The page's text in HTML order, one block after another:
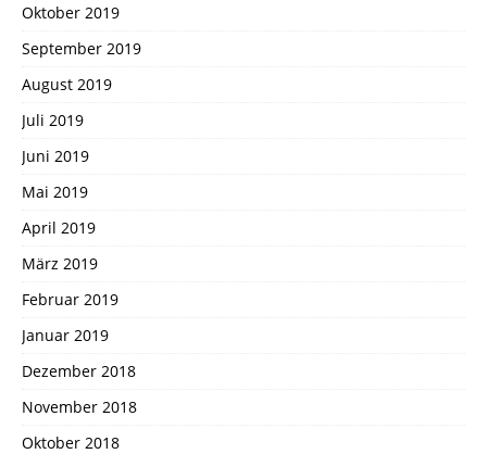
Oktober 2019
September 2019
August 2019
Juli 2019
Juni 2019
Mai 2019
April 2019
März 2019
Februar 2019
Januar 2019
Dezember 2018
November 2018
Oktober 2018